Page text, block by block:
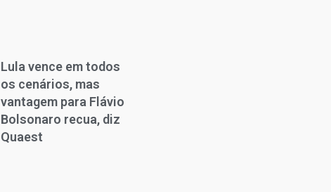
Lula vence em todos
os cenários, mas
vantagem para Flávio
Bolsonaro recua, diz
Quaest